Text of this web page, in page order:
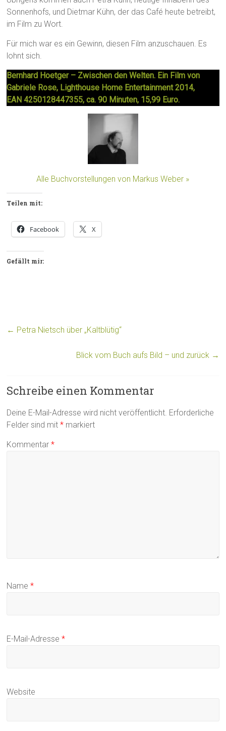
Sonnenhofs, und Dietmar Kühn, der das Café heute betreibt,
im Film zu Wort.
Für mich war es ein Gewinn, diesen Film anzuschauen. Es
lohnt sich.
Bernhard Hoetger – Zwischen den Welten. Ein Film von
Gabriele Rose, Lighthouse Home Entertainment 2014,
EAN 4250128447355, ca. 90 Minuten, 15,99 Euro.
Alle Buchvorstellungen von Markus Weber »
Teilen mit:
Facebook X
Gefällt mir:
← Petra Nietsch über „Kaltblütig“
Blick vom Buch aufs Bild – und zurück →
Schreibe einen Kommentar
Deine E-Mail-Adresse wird nicht veröffentlicht. Erforderliche
Felder sind mit* markiert
Kommentar*
Name*
E-Mail-Adresse*
Website